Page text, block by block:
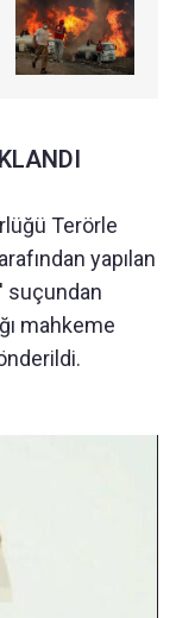
Terörle
yapılan
suçundan
mahkeme